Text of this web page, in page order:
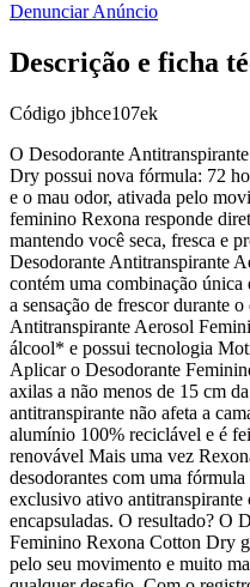
Denunciar Anúncio
Descrição e ficha
Código jbhce107ek
O Desodorante
Dry possui nova fórmula: 72
e o mau odor, ativada pelo
feminino Rexona responde
mantendo você seca, fresca e
Desodorante Antitranspirante
contém uma combinação
a sensação de frescor durante
Antitranspirante Aerosol
álcool* e possui tecnologia
Aplicar o Desodorante
axilas a não menos de 15 cm
antitranspirante não afeta a
alumínio 100% reciclável e é
renovável Mais uma vez
desodorantes com uma
exclusivo ativo antitranspirante
encapsuladas. O resultado? O
Feminino Rexona Cotton Dry
pelo seu movimento e muito